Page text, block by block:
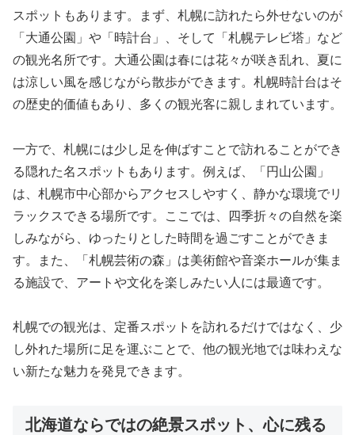
スポットもあります。まず、札幌に訪れたら外せないのが
「大通公園」や「時計台」、そして「札幌テレビ塔」など
の観光名所です。大通公園は春には花々が咲き乱れ、夏に
は涼しい風を感じながら散歩ができます。札幌時計台はそ
の歴史的価値もあり、多くの観光客に親しまれています。
一方で、札幌には少し足を伸ばすことで訪れることができ
る隠れた名スポットもあります。例えば、「円山公園」
は、札幌市中心部からアクセスしやすく、静かな環境でリ
ラックスできる場所です。ここでは、四季折々の自然を楽
しみながら、ゆったりとした時間を過ごすことができま
す。また、「札幌芸術の森」は美術館や音楽ホールが集ま
る施設で、アートや文化を楽しみたい人には最適です。
札幌での観光は、定番スポットを訪れるだけではなく、少
し外れた場所に足を運ぶことで、他の観光地では味わえな
い新たな魅力を発見できます。
北海道ならではの絶景スポット、心に残る